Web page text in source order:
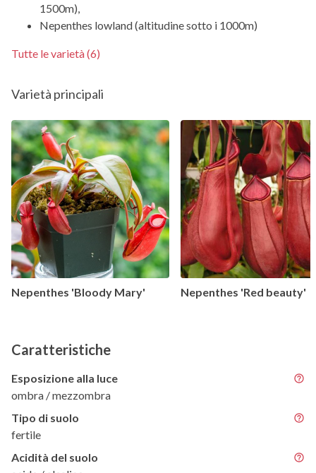
1500m),
Nepenthes lowland (altitudine sotto i 1000m)
Tutte le varietà (6)
Varietà principali
Nepenthes 'Bloody Mary' Nepenthes 'Red beauty'
Caratteristiche
Esposizione alla luce
ombra / mezzombra
Tipo di suolo
fertile
Acidità del suolo